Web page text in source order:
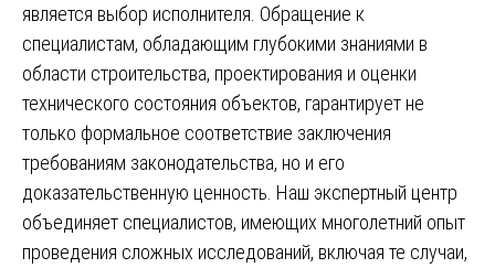
является выбор исполнителя. Обращение к
специалистам, обладающим глубокими знаниями в
области строительства, проектирования и оценки
технического состояния объектов, гарантирует не
только формальное соответствие заключения
требованиям законодательства, но и его
доказательственную ценность. Наш экспертный центр
объединяет специалистов, имеющих многолетний опыт
проведения сложных исследований, включая те случаи,